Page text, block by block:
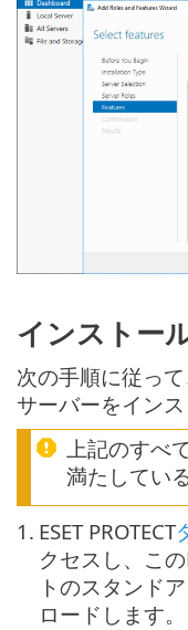
インストー
次の手順に従って
サーバーをインス
上記のすべ
満たしてい
1. ESET PROTECT
クセスし、この
トのスタンド
ロードします